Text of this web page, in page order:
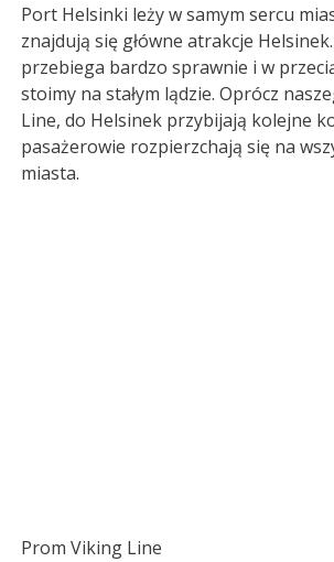
Port Helsinki leży w samym sercu
znajdują się główne atrakcje
przebiega bardzo sprawnie i w
stoimy na stałym lądzie. Oprócz
Line, do Helsinek przybijają kolejne
pasażerowie rozpierzchają się na
miasta.
Prom Viking Line